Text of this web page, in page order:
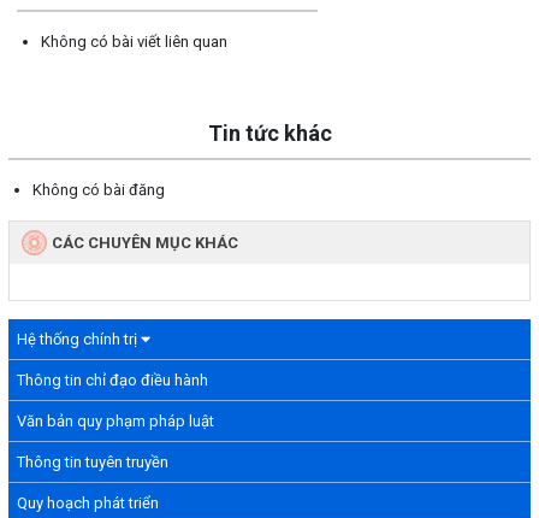
Hệ thống chính trị
Thông tin chỉ đạo điều hành
Văn bản quy phạm pháp luật
Thông tin tuyên truyền
Quy hoạch phát triển
Không có bài viết liên quan
Tin tức khác
Không có bài đăng
CÁC CHUYÊN MỤC KHÁC